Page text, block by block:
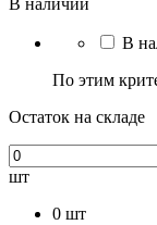
В
По этим
Остаток на складе
шт
0 шт